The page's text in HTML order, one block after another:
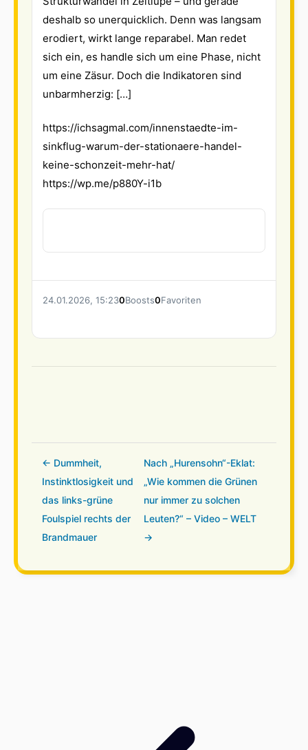
deshalb so unerquicklich. Denn was langsam
erodiert, wirkt lange reparabel. Man redet
sich ein, es handle sich um eine Phase, nicht
um eine Zäsur. Doch die Indikatoren sind
unbarmherzig: […]
https://ichsagmal.com/innenstaedte-im-
sinkflug-warum-der-stationaere-handel-
keine-schonzeit-mehr-hat/
https://wp.me/p880Y-i1b
24.01.2026, 15:230Boosts0Favoriten
← Dummheit,
Instinktlosigkeit und
das links-grüne
Foulspiel rechts der
Brandmauer
Nach „Hurensohn“-Eklat:
„Wie kommen die Grünen
nur immer zu solchen
Leuten?“ – Video – WELT
→